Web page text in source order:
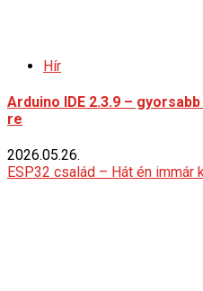
Hír
Arduino IDE 2.3.9 –
re
2026.05.26.
ESP32 család – Hát én immár